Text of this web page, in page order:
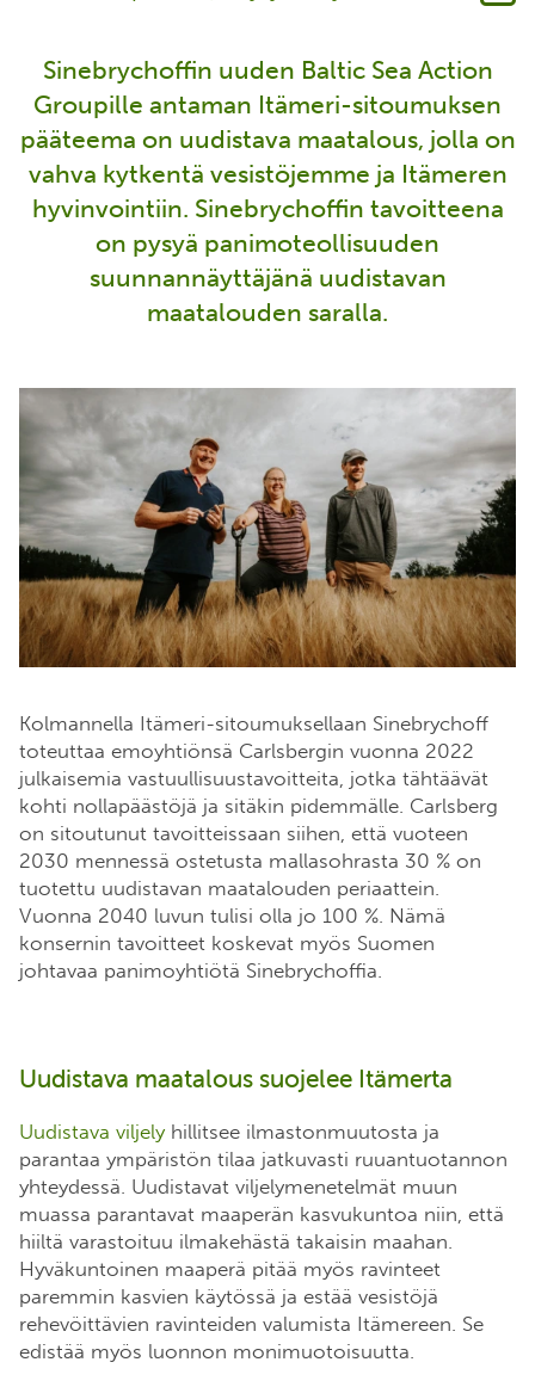
Sinebrychoffin uuden Baltic Sea Action
Groupille antaman Itämeri-sitoumuksen
pääteema on uudistava maatalous, jolla on
vahva kytkentä vesistöjemme ja Itämeren
hyvinvointiin. Sinebrychoffin tavoitteena
on pysyä panimoteollisuuden
suunnannäyttäjänä uudistavan
maatalouden saralla.
Kolmannella Itämeri-sitoumuksellaan Sinebrychoff
toteuttaa emoyhtiönsä Carlsbergin vuonna 2022
julkaisemia vastuullisuustavoitteita, jotka tähtäävät
kohti nollapäästöjä ja sitäkin pidemmälle. Carlsberg
on sitoutunut tavoitteissaan siihen, että vuoteen
2030 mennessä ostetusta mallasohrasta 30 % on
tuotettu uudistavan maatalouden periaattein.
Vuonna 2040 luvun tulisi olla jo 100 %. Nämä
konsernin tavoitteet koskevat myös Suomen
johtavaa panimoyhtiötä Sinebrychoffia.
Uudistava maatalous suojelee Itämerta
Uudistava viljelyhillitsee ilmastonmuutosta ja
parantaa ympäristön tilaa jatkuvasti ruuantuotannon
yhteydessä. Uudistavat viljelymenetelmät muun
muassa parantavat maaperän kasvukuntoa niin, että
hiiltä varastoituu ilmakehästä takaisin maahan.
Hyväkuntoinen maaperä pitää myös ravinteet
paremmin kasvien käytössä ja estää vesistöjä
rehevöittävien ravinteiden valumista Itämereen. Se
edistää myös luonnon monimuotoisuutta.